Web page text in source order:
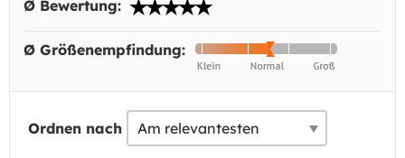
Ø Bewertung:
Ø Größenempfindung:
Ordnen nach